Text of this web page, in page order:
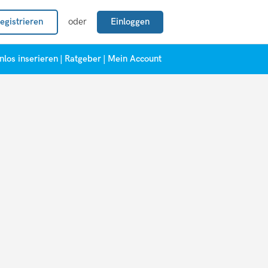
oder Einloggen
inserieren Ratgeber Mein Account